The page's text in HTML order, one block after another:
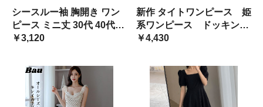
インポート きれいめ セクシ
ー Vネック タイト 切り替え
着痩せ お呼ばれ パーティド
レス 上品 通勤 ミニー丈
シースルー袖 胸開き ワン
ピース ミニ丈 30代 40代
50代 おしゃれ レディース
次会 結婚式
￥3,120
ンピース 韓国 風 茶色 長袖
セクシー Vネック タイト 着
痩せ ベルト付き ミドル丈
パーティドレス お呼ばれ
新作 タイトワンピース 姫
系ワンピース ドッキング
ワンピース インポート
シー ミディアムワンピー
ス 二次会 結婚式 -13
￥4,430